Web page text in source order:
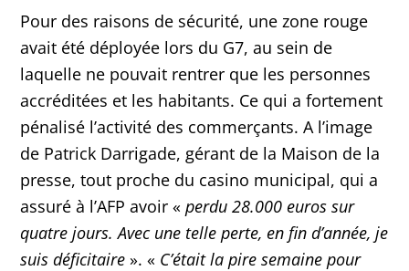
Pour des raisons de sécurité, une zone rouge
avait été déployée lors du G7, au sein de
laquelle ne pouvait rentrer que les personnes
accréditées et les habitants. Ce qui a fortement
pénalisé l’activité des commerçants. A l’image
de Patrick Darrigade, gérant de la Maison de la
presse, tout proche du casino municipal, qui a
assuré à l’AFP avoir «perdu 28.000 euros sur
quatre jours. Avec une telle perte, en fin d’année, je
suis déficitaire ». « C’était la pire semaine pour